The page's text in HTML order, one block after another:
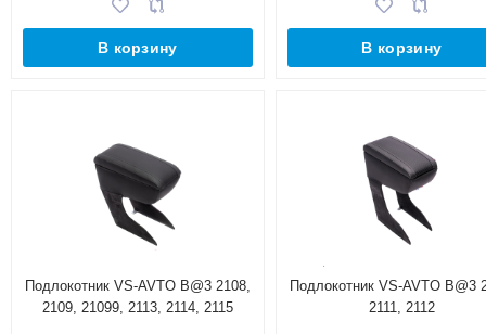
В корзину В корзину
Подлокотник VS-AVTO B@3 2108,
2109, 21099, 2113, 2114, 2115
Подлокотник VS-AVTO B@3
2111, 2112